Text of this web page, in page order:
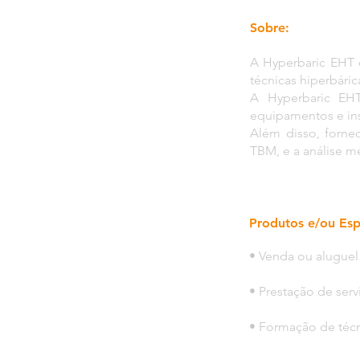
Sobre:
A Hyperbaric
técnicas
A Hyperbaric
equipamentos e
Além disso,
TBM, e a análise
Produtos e/ou
• Venda ou
• Prestação de
• Formação de